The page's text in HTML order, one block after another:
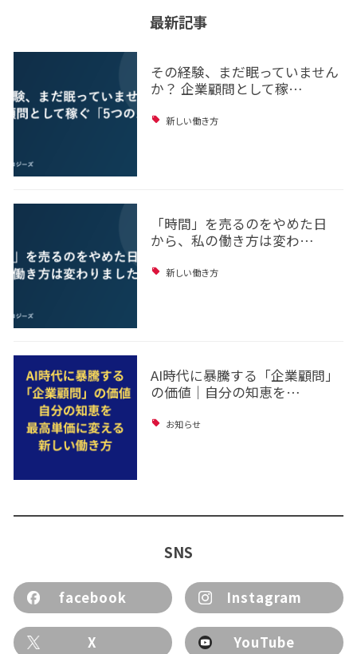
最新記事
その経験、まだ眠っていません
か？ 企業顧問として稼…
新しい働き方
「時間」を売るのをやめた日
から、私の働き方は変わ…
新しい働き方
AI時代に暴騰する「企業顧問」
の価値｜自分の知恵を…
お知らせ
SNS
facebook Instagram
X YouTube